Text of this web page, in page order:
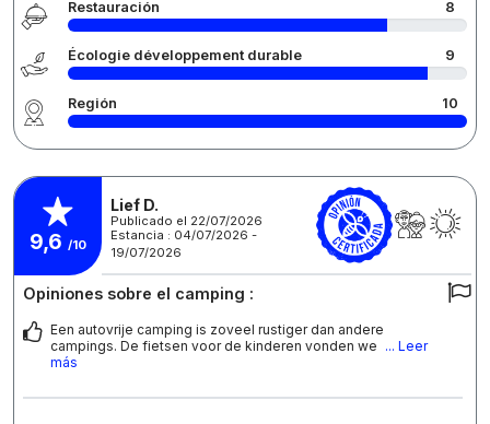
Restauración 8
Écologie développement durable 9
Región 10
9,6 /10
Lief D.
Publicado el 22/07/2026
Estancia : 04/07/2026 -
19/07/2026
Opiniones sobre el camping :
Een autovrije camping is zoveel rustiger dan andere
campings. De fietsen voor de kinderen vonden we ... Leer
más